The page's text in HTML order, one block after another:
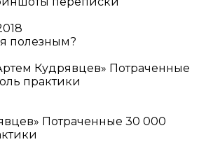
полезным?
Кудрявцев» Потраченные
практики
Потраченные 30 000